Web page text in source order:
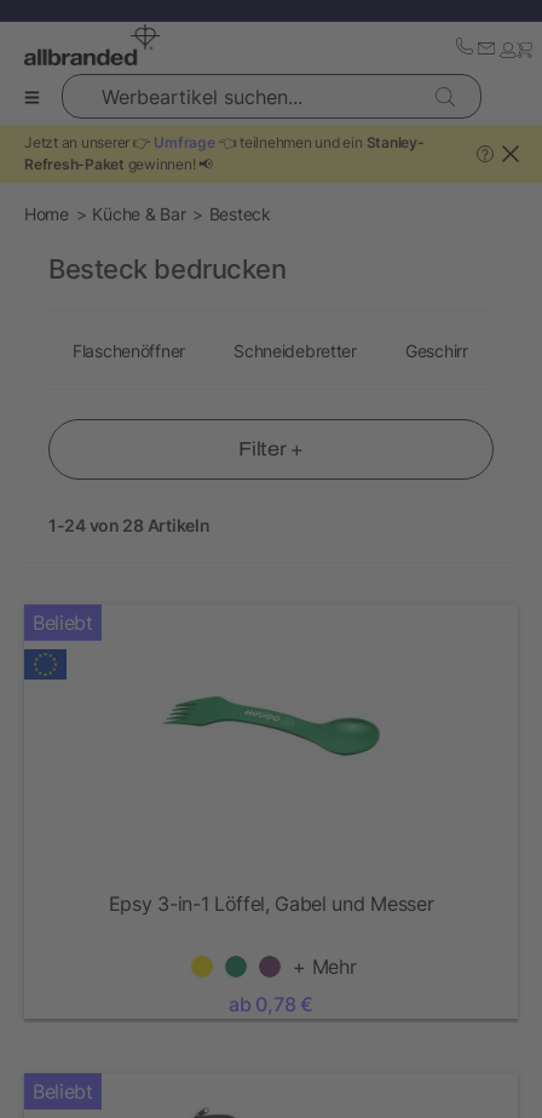
Werbeartikel suchen...
Jetzt an unserer 👉 Umfrage👈 teilnehmen und ein Stanley-
Refresh-Paket gewinnen! 📢
?
Home Küche & Bar Besteck
Filter +
1-24 von 28 Artikeln
Beliebt
Epsy 3-in-1 Löffel, Gabel und Messer
+ Mehr
ab 0,78 €
Beliebt
Besteck bedrucken
Flaschenöffner Schneidebretter Geschirr